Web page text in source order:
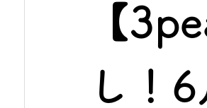
【
し！